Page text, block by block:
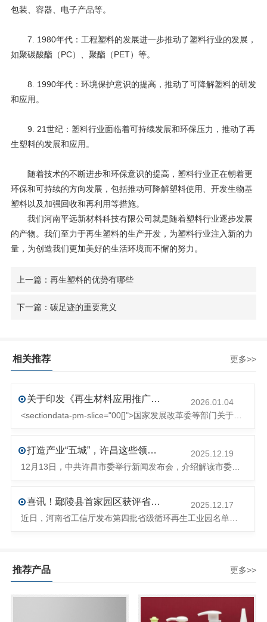
包装、容器、电子产品等。
7. 1980年代：工程塑料的发展进一步推动了塑料行业的发展，
如聚碳酸酯（PC）、聚酯（PET）等。
8. 1990年代：环境保护意识的提高，推动了可降解塑料的研发
和应用。
9. 21世纪：塑料行业面临着可持续发展和环保压力，推动了再
生塑料的发展和应用。
随着技术的不断进步和环保意识的提高，塑料行业正在朝着更
环保和可持续的方向发展，包括推动可降解塑料使用、开发生物基
塑料以及加强回收和再利用等措施。
我们河南平远新材料科技有限公司就是随着塑料行业逐步发展
的产物。我们至力于再生塑料的生产开发，为塑料行业注入新的力
量，为创造我们更加美好的生活环境而不懈的努力。
上一篇：再生塑料的优势有哪些
下一篇：碳足迹的重要意义
相关推荐 更多>>
关于印发《再生材料应用推广行动方案》的通知(发改环资〔2025〕1681号)
2026.01.04
打造产业“五城”，许昌这些领域将迎来大发展！
2025.12.19
喜讯！鄢陵县首家园区获评省级循环再生工业园
2025.12.17
推荐产品 更多>>